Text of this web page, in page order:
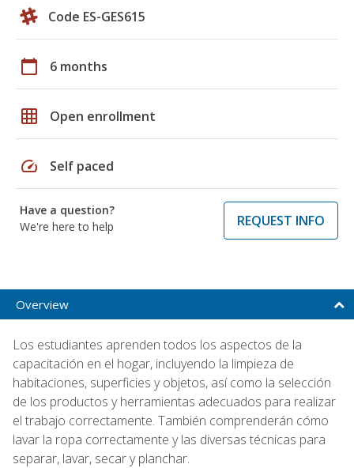
Code ES-GES615
calendar_today 6 months
grid_on Open enrollment
speed Self paced
Have a question?
We're here to help
REQUEST INFO
Overview
Los estudiantes aprenden todos los aspectos de la
capacitación en el hogar, incluyendo la limpieza de
habitaciones, superficies y objetos, así como la selección
de los productos y herramientas adecuados para realizar
el trabajo correctamente. También comprenderán cómo
lavar la ropa correctamente y las diversas técnicas para
separar, lavar, secar y planchar.